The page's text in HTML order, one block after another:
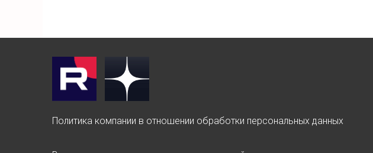
Политика компании в отношении обработки персональных данных